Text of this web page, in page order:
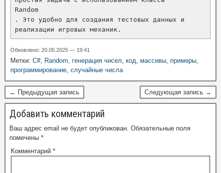
Random
. Это удобно для создания тестовых данных и
реализации игровых механик.
Обновлено: 20.05.2025 — 19:41
Метки: C#, Random, генерация чисел, код, массивы, примеры,
программирование, случайные числа
← Предыдущая запись Следующая запись →
Добавить комментарий
Ваш адрес email не будет опубликован. Обязательные поля
помечены *
Комментарий *